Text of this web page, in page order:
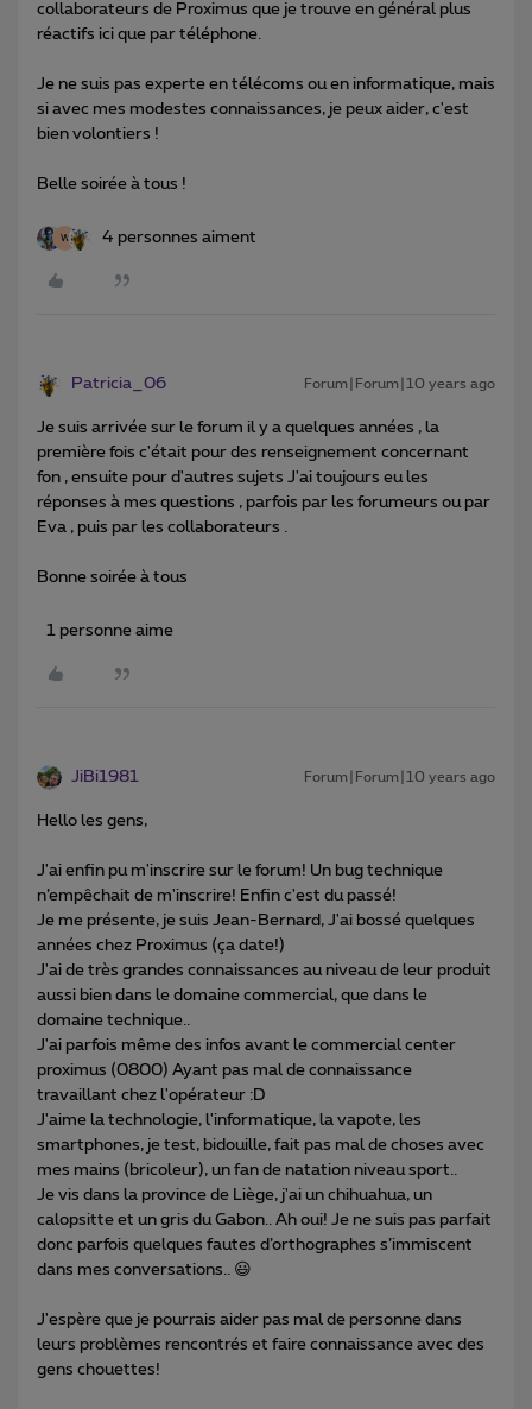
collaborateurs de Proximus que je trouve en général plus
réactifs ici que par téléphone.
Je ne suis pas experte en télécoms ou en informatique, mais
si avec mes modestes connaissances, je peux aider, c'est
bien volontiers !
Belle soirée à tous !
W 4 personnes aiment
Patricia_06 Forum|Forum|10 years ago
Je suis arrivée sur le forum il y a quelques années , la
première fois c'était pour des renseignement concernant
fon , ensuite pour d'autres sujets J'ai toujours eu les
réponses à mes questions , parfois par les forumeurs ou par
Eva , puis par les collaborateurs .
Bonne soirée à tous
1 personne aime
JiBi1981 Forum|Forum|10 years ago
Hello les gens,
J'ai enfin pu m'inscrire sur le forum! Un bug technique
n’empêchait de m'inscrire! Enfin c'est du passé!
Je me présente, je suis Jean-Bernard, J'ai bossé quelques
années chez Proximus (ça date!)
J'ai de très grandes connaissances au niveau de leur produit
aussi bien dans le domaine commercial, que dans le
domaine technique..
J'ai parfois même des infos avant le commercial center
proximus (0800) Ayant pas mal de connaissance
travaillant chez l'opérateur :D
J'aime la technologie, l'informatique, la vapote, les
smartphones, je test, bidouille, fait pas mal de choses avec
mes mains (bricoleur), un fan de natation niveau sport..
Je vis dans la province de Liège, j'ai un chihuahua, un
calopsitte et un gris du Gabon.. Ah oui! Je ne suis pas parfait
donc parfois quelques fautes d’orthographes s’immiscent
dans mes conversations.. 😃
J'espère que je pourrais aider pas mal de personne dans
leurs problèmes rencontrés et faire connaissance avec des
gens chouettes!